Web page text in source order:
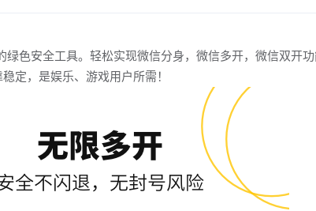
色安全工具。轻松实现微信分身，微信多开，微信双开功
定，是娱乐、游戏用户所需！